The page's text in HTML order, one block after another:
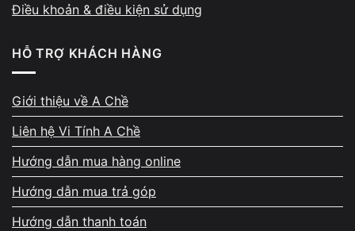
Điều khoản & điều kiện sử dụng
HỖ TRỢ KHÁCH HÀNG
Giới thiệu về A Chề
Liên hệ Vi Tính A Chề
Hướng dẫn mua hàng online
Hướng dẫn mua trả góp
Hướng dẫn thanh toán